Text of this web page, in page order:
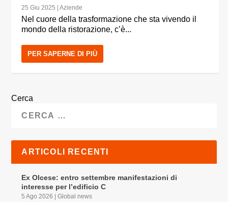
25 Giu 2025 |Aziende
Nel cuore della trasformazione che sta vivendo il
mondo della ristorazione, c’è...
PER SAPERNE DI PIÙ
Cerca
ARTICOLI RECENTI
Ex Olcese: entro settembre manifestazioni di
interesse per l’edificio C
5 Ago 2026 |Global news